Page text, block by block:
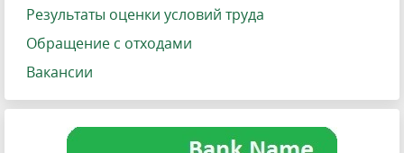
Результаты оценки условий труда
Обращение с отходами
Вакансии